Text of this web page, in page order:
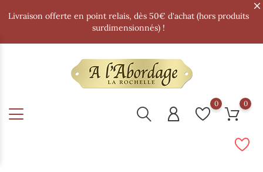
Livraison offerte en point relais, dès 50€ d'achat (hors produits
surdimensionnés) !
0 0